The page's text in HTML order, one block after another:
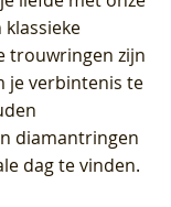
trouwringen zijn
je verbintenis te
diamantringen
dag te vinden.